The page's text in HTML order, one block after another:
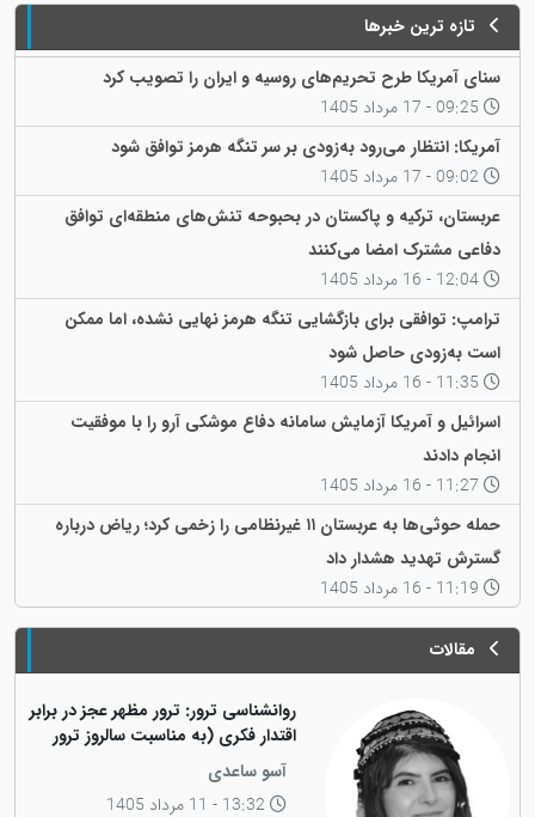
تازه ترین خبرها
سنای آمریکا طرح تحریم‌های روسیه و ایران را تصویب کرد
آمریکا: انتظار می‌رود به‌زودی بر سر تنگه هرمز توافق شود
عربستان، ترکیه و پاکستان در بحبوحه تنش‌های منطقه‌ای توافق
دفاعی مشترک امضا می‌کنند
ترامپ: توافقی برای بازگشایی تنگه هرمز نهایی نشده، اما ممکن
است به‌زودی حاصل شود
اسرائیل و آمریکا آزمایش سامانه دفاع موشکی آرو را با موفقیت
انجام دادند
حمله حوثی‌ها به عربستان ۱۱ غیرنظامی را زخمی کرد؛ ریاض درباره
گسترش تهدید هشدار داد
مقالات
روانشناسی ترور: ترور مظهر عجز در برابر
اقتدار فکری (به مناسبت سالروز ترور
فیزیکی رهبر کاریزماتیک ملت کورد،
دکتر عبدالرحمان قاسملو)
آسو ساعدی
13:32 - 11 مرداد 1405